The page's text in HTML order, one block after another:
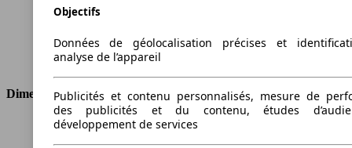
Carburant
Transmission
Boîte automatique
Type de traction
4 roues permanent
Dimensions
Longueur
Hauteur
1675 mm
Objectifs
Données de géolocalisation précises et
analyse de l’appareil
Publicités et contenu personnalisés, mesure de
des publicités et du contenu, études
développement de services